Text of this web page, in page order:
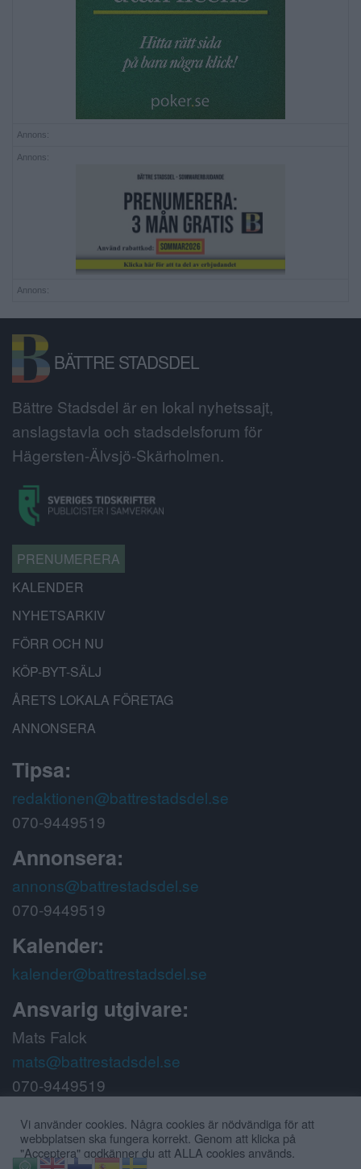
Annons:
Annons:
Annons:
BÄTTRE STADSDEL
Bättre Stadsdel är en lokal nyhetssajt,
anslagstavla och stadsdelsforum för
Hägersten-Älvsjö-Skärholmen.
PRENUMERERA
KALENDER
NYHETSARKIV
FÖRR OCH NU
KÖP-BYT-SÄLJ
ÅRETS LOKALA FÖRETAG
ANNONSERA
Tipsa:
redaktionen@battrestadsdel.se
070-9449519
Annonsera:
annons@battrestadsdel.se
070-9449519
Kalender:
kalender@battrestadsdel.se
Ansvarig utgivare:
Mats Falck
mats@battrestadsdel.se
070-9449519
Följ oss på:
Vi använder cookies. Några cookies är nödvändiga för att
webbplatsen ska fungera korrekt. Genom att klicka på
"Acceptera" godkänner du att ALLA cookies används.